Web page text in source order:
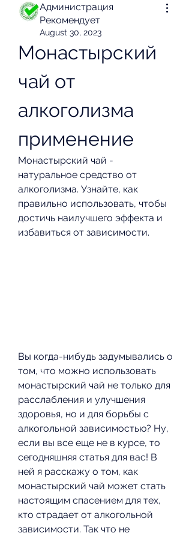
Администрация
Рекомендует
August 30, 2023
Монастырский
чай от
алкоголизма
применение
Монастырский чай -
натуральное средство от
алкоголизма. Узнайте, как
правильно использовать, чтобы
достичь наилучшего эффекта и
избавиться от зависимости.
Вы когда-нибудь задумывались о
том, что можно использовать
монастырский чай не только для
расслабления и улучшения
здоровья, но и для борьбы с
алкогольной зависимостью? Ну,
если вы все еще не в курсе, то
сегодняшняя статья для вас! В
ней я расскажу о том, как
монастырский чай может стать
настоящим спасением для тех,
кто страдает от алкогольной
зависимости. Так что не